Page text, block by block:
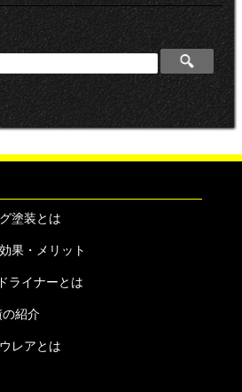
塗装とは
果・メリット
ライナーとは
紹介
レアとは